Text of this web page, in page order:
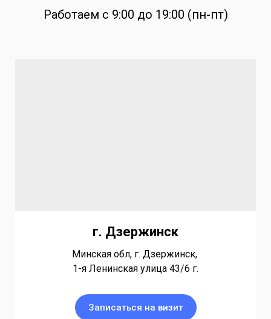
Работаем с 9:00 до 19:00 (пн-пт)
г. Дзержинск
Минская обл, г. Дзержинск,
1-я Ленинская улица 43/6 г.
Записаться на визит